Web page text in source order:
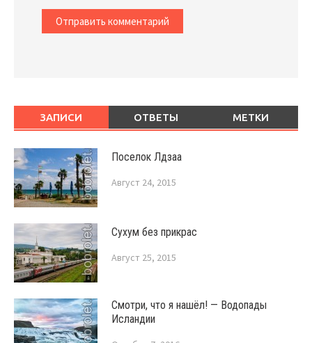
ЗАПИСИ ОТВЕТЫ МЕТКИ
Поселок Лдзаа
Август 24, 2015
Сухум без прикрас
Август 25, 2015
Смотри, что я нашёл! — Водопады
Исландии